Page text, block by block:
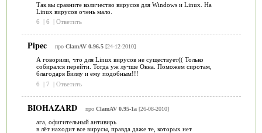
Так вы сравните количество вирусов для Windows и Linux. На
Linux вирусов очень мало.
6
6 Ответить
Pipec про ClamAV 0.96.5[24-12-2010]
А говорили, что для Linux вирусов не существует(( Только
собирался перейти. Тогда уж лучше Окна. Поможем сиротам,
благодаря Биллу и ему подобным!!!
6
| 7 | Ответить
BIOHAZARD про ClamAV 0.95-1a[26-08-2010]
ага, офигительный антивирь
в лёт находит все вирусы, правда даже те, которых нет